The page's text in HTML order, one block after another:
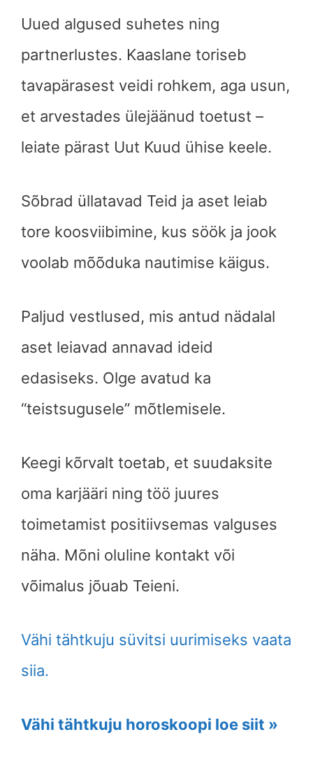
Uued algused suhetes ning
partnerlustes. Kaaslane toriseb
tavapärasest veidi rohkem, aga usun,
et arvestades ülejäänud toetust –
leiate pärast Uut Kuud ühise keele.
Sõbrad üllatavad Teid ja aset leiab
tore koosviibimine, kus söök ja jook
voolab mõõduka nautimise käigus.
Paljud vestlused, mis antud nädalal
aset leiavad annavad ideid
edasiseks. Olge avatud ka
“teistsugusele” mõtlemisele.
Keegi kõrvalt toetab, et suudaksite
oma karjääri ning töö juures
toimetamist positiivsemas valguses
näha. Mõni oluline kontakt või
võimalus jõuab Teieni.
Vähi tähtkuju süvitsi uurimiseks vaata
siia.
Vähi tähtkuju horoskoopi loe siit »